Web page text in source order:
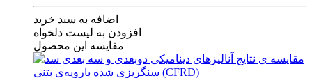
اضافه به سبد خرید
افزودن به لیست دلخواه
مقایسه این محصول